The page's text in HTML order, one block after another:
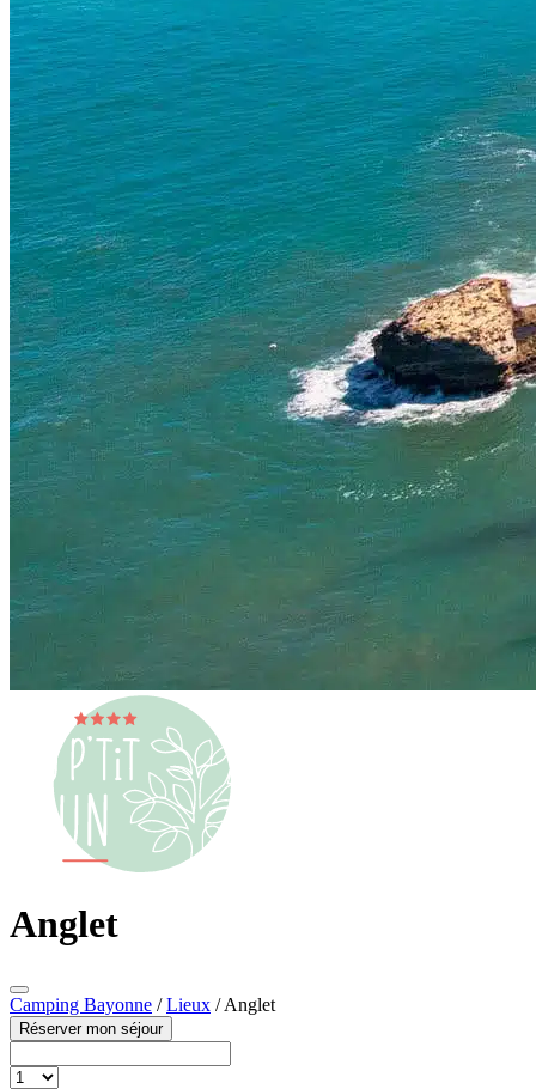
Anglet
Camping Bayonne /Lieux /Anglet
Réserver mon séjour